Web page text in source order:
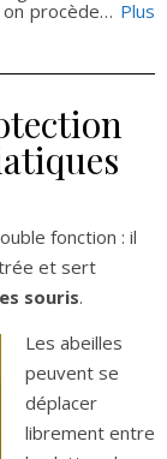
procède… Plus
fonction : il
et sert
souris.
Les abeilles
peuvent se
déplacer
librement entre